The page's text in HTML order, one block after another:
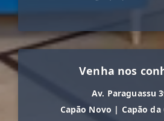
Venha nos
Av. Paraguassu
Capão Novo | Capão da